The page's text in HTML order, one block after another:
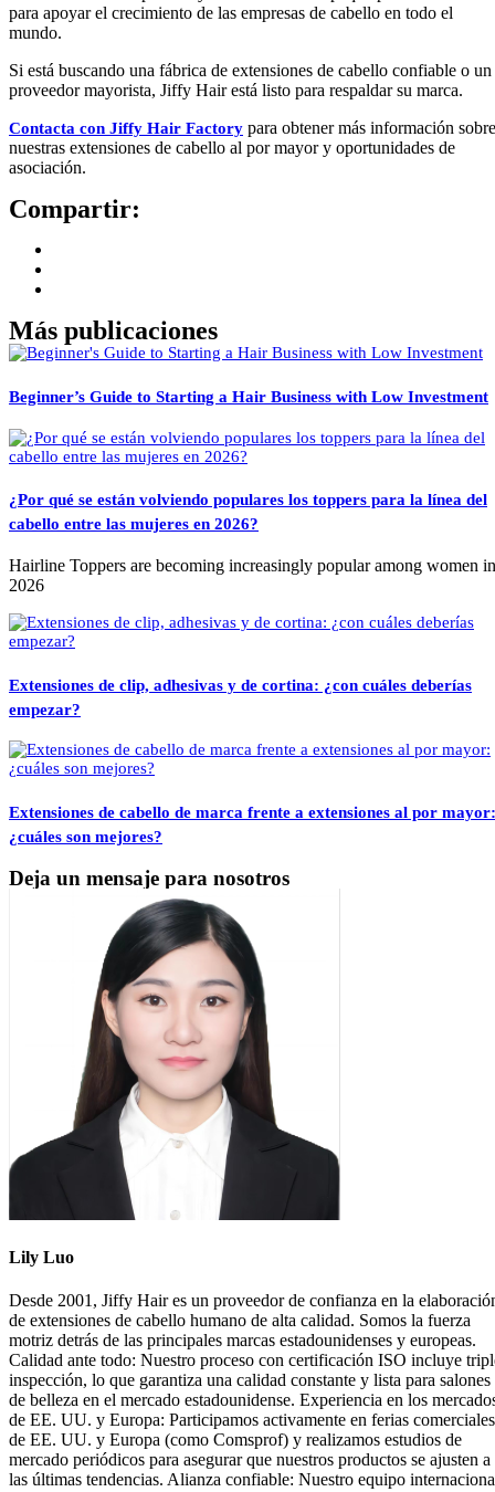
para apoyar el crecimiento de las empresas de cabello en todo el
mundo.
Si está buscando una fábrica de extensiones de cabello confiable o un
proveedor mayorista, Jiffy Hair está listo para respaldar su marca.
Contacta con Jiffy Hair Factory para obtener más información sobre
nuestras extensiones de cabello al por mayor y oportunidades de
asociación.
Compartir:
Más publicaciones
Beginner’s Guide to Starting a Hair Business with Low Investment
¿Por qué se están volviendo populares los toppers para la línea del
cabello entre las mujeres en 2026?
Hairline Toppers are becoming increasingly popular among women in
2026
Extensiones de clip, adhesivas y de cortina: ¿con cuáles deberías
empezar?
Extensiones de cabello de marca frente a extensiones al por mayor:
¿cuáles son mejores?
Deja un mensaje para nosotros
Lily Luo
Desde 2001, Jiffy Hair es un proveedor de confianza en la
de extensiones de cabello humano de alta calidad. Somos la fuerza
motriz detrás de las principales marcas estadounidenses y europeas.
Calidad ante todo: Nuestro proceso con certificación ISO incluye
inspección, lo que garantiza una calidad constante y lista para salones
de belleza en el mercado estadounidense. Experiencia en los
de EE. UU. y Europa: Participamos activamente en ferias comerciales
de EE. UU. y Europa (como Comsprof) y realizamos estudios de
mercado periódicos para asegurar que nuestros productos se ajusten a
las últimas tendencias. Alianza confiable: Nuestro equipo